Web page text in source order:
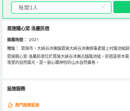
恩施隨心堂·洛塵民宿
開幕時間： 2021
地址：
恩施市，大峽谷沐撫鎮恩施大峽谷沐撫辦事處營上村龍池組
恩施隨心堂-洛塵民宿位於恩施大峽谷沐撫古鎮龍池組。民宿是原木
落里的自然風光，是一副心曠神怡的山水自然畫卷。
民宿距離恩施大峽谷景區和雲龍地縫1期1.5公里，車程5分鐘；距
光，田園風光和日出日落美景，一個你都不會錯過；也可以在一樓的
境優雅安靜, 鮮花環繞、多肉繁茂，春意盎然，服務一流。一樓有免
室和酒吧，滿足所有家人們不同的需求。民宿內提供當地的特色美食
設施服務
熱門服務設施